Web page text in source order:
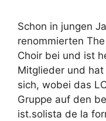
Schon in jungen
renommierten
Choir bei und ist
Mitglieder und
sich, wobei das
Gruppe auf den
ist.solista de la